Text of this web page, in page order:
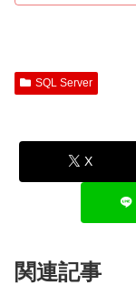
SQL Server
X
関連記事